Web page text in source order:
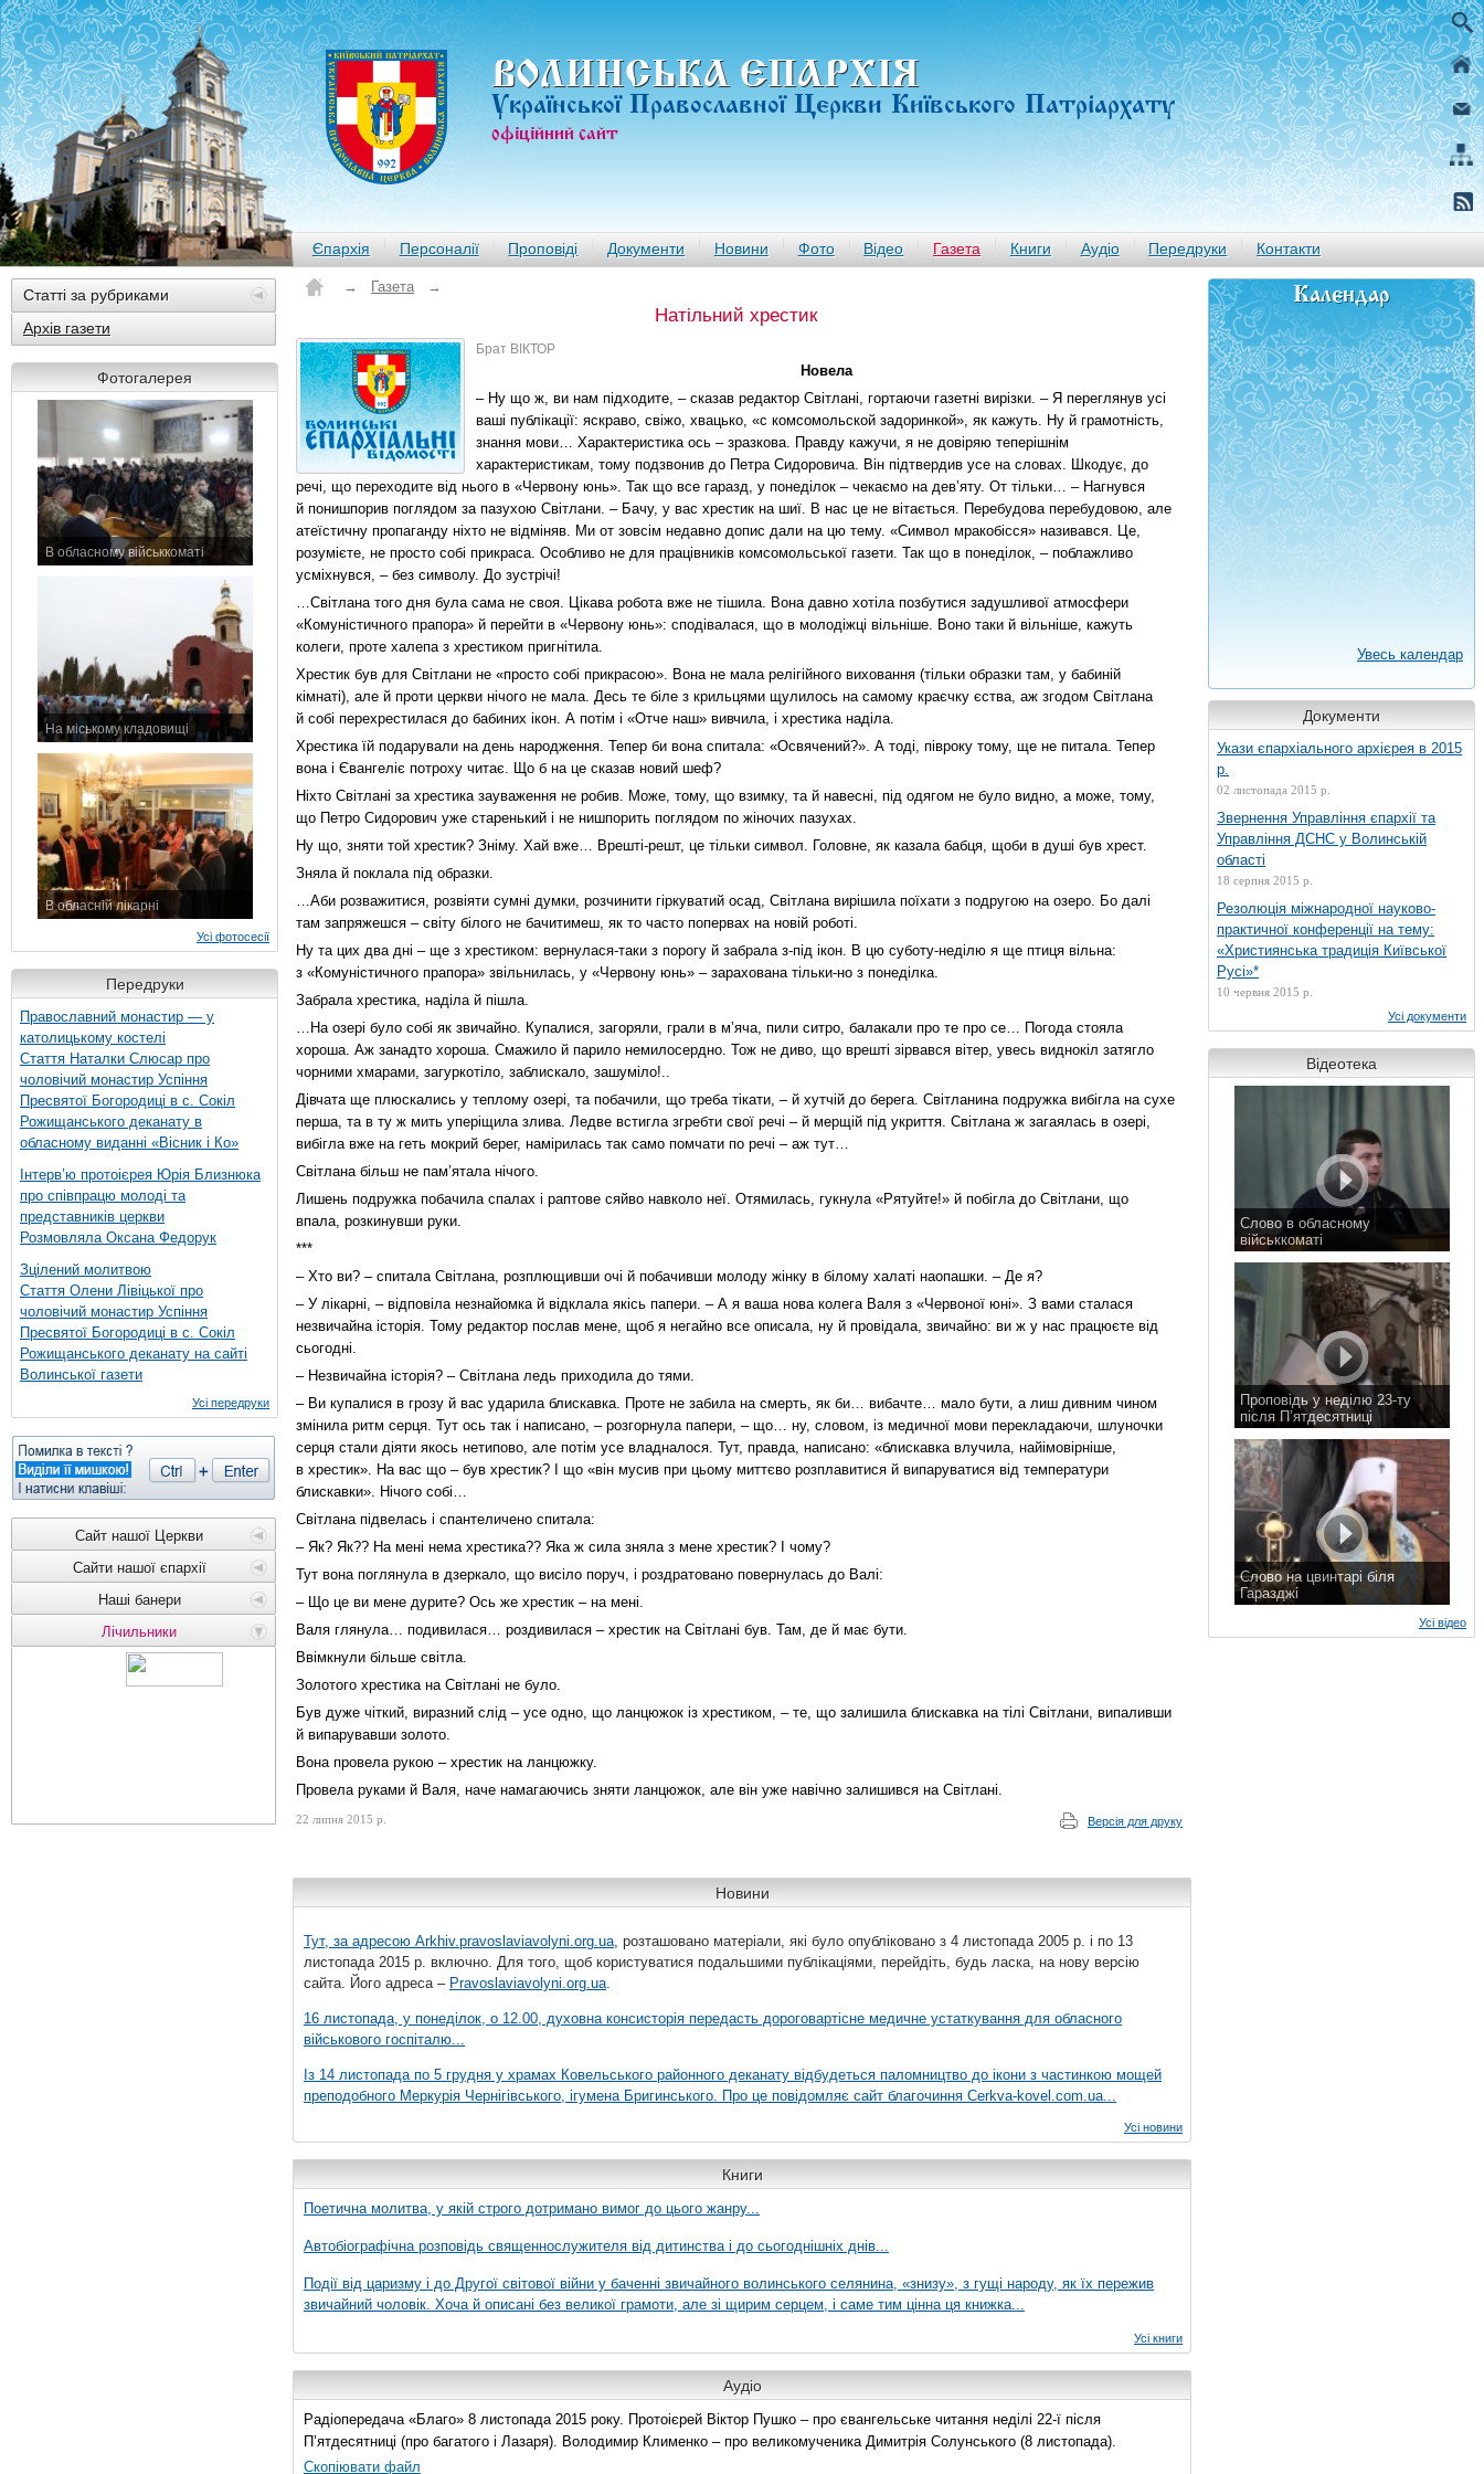
ВОЛИНСЬКА ЄПАРХIЯ
Української Православної Церкви Київського Патріархату
офiцiйний сайт
Єпархія Персоналії Проповіді Документи Новини Фото Відео Газета Книги Аудіо Передруки Контакти
Статті за рубриками
Архів газети
Фотогалерея
В обласному військкоматі
На міському кладовищі
В обласній лікарні
Усі фотосесії
Передруки
Православний монастир — у
католицькому костелі
Стаття Наталки Слюсар про
чоловічий монастир Успіння
Пресвятої Богородиці в с. Сокіл
Рожищанського деканату в
обласному виданні «Вісник і Ко»
Інтерв’ю протоієрея Юрія Близнюка
про співпрацю молоді та
представників церкви
Розмовляла Оксана Федорук
Зцілений молитвою
Стаття Олени Лівіцької про
чоловічий монастир Успіння
Пресвятої Богородиці в с. Сокіл
Рожищанського деканату на сайті
Волинської газети
Усі передруки
Сайт нашої Церкви
Сайти нашої єпархії
Наші банери
Лічильники
→ Газета →
Натільний хрестик
Брат ВІКТОР
Новела
– Ну що ж, ви нам підходите, – сказав редактор Світлані, гортаючи газетні вирізки. – Я переглянув усі
ваші публікації: яскраво, свіжо, хвацько, «с комсомольской задоринкой», як кажуть. Ну й грамотність,
знання мови… Характеристика ось – зразкова. Правду кажучи, я не довіряю теперішнім
характеристикам, тому подзвонив до Петра Сидоровича. Він підтвердив усе на словах. Шкодує, до
речі, що переходите від нього в «Червону юнь». Так що все гаразд, у понеділок – чекаємо на дев’яту. От тільки… – Нагнувся
й понишпорив поглядом за пазухою Світлани. – Бачу, у вас хрестик на шиї. В нас це не вітається. Перебудова перебудовою, але
атеїстичну пропаганду ніхто не відміняв. Ми от зовсім недавно допис дали на цю тему. «Символ мракобісся» називався. Це,
розумієте, не просто собі прикраса. Особливо не для працівників комсомольської газети. Так що в понеділок, – поблажливо
усміхнувся, – без символу. До зустрічі!
…Світлана того дня була сама не своя. Цікава робота вже не тішила. Вона давно хотіла позбутися задушливої атмосфери
«Комуністичного прапора» й перейти в «Червону юнь»: сподівалася, що в молодіжці вільніше. Воно таки й вільніше, кажуть
колеги, проте халепа з хрестиком пригнітила.
Хрестик був для Світлани не «просто собі прикрасою». Вона не мала релігійного виховання (тільки образки там, у бабиній
кімнаті), але й проти церкви нічого не мала. Десь те біле з крильцями щулилось на самому краєчку єства, аж згодом Світлана
й собі перехрестилася до бабиних ікон. А потім і «Отче наш» вивчила, і хрестика наділа.
Хрестика їй подарували на день народження. Тепер би вона спитала: «Освячений?». А тоді, півроку тому, ще не питала. Тепер
вона і Євангеліє потроху читає. Що б на це сказав новий шеф?
Ніхто Світлані за хрестика зауваження не робив. Може, тому, що взимку, та й навесні, під одягом не було видно, а може, тому,
що Петро Сидорович уже старенький і не нишпорить поглядом по жіночих пазухах.
Ну що, зняти той хрестик? Зніму. Хай вже… Врешті-решт, це тільки символ. Головне, як казала бабця, щоби в душі був хрест.
Зняла й поклала під образки.
…Аби розважитися, розвіяти сумні думки, розчинити гіркуватий осад, Світлана вирішила поїхати з подругою на озеро. Бо далі
там запряжешся – світу білого не бачитимеш, як то часто попервах на новій роботі.
Ну та цих два дні – ще з хрестиком: вернулася-таки з порогу й забрала з-під ікон. В цю суботу-неділю я ще птиця вільна:
з «Комуністичного прапора» звільнилась, у «Червону юнь» – зарахована тільки-но з понеділка.
Забрала хрестика, наділа й пішла.
…На озері було собі як звичайно. Купалися, загоряли, грали в м’яча, пили ситро, балакали про те про се… Погода стояла
хороша. Аж занадто хороша. Смажило й парило немилосердно. Тож не диво, що врешті зірвався вітер, увесь виднокіл затягло
чорними хмарами, загуркотіло, заблискало, зашуміло!..
Дівчата ще плюскались у теплому озері, та побачили, що треба тікати, – й хутчій до берега. Світланина подружка вибігла на сухе
перша, та в ту ж мить уперіщила злива. Ледве встигла згребти свої речі – й мерщій під укриття. Світлана ж загаялась в озері,
вибігла вже на геть мокрий берег, намірилась так само помчати по речі – аж тут…
Світлана більш не пам’ятала нічого.
Лишень подружка побачила спалах і раптове сяйво навколо неї. Отямилась, гукнула «Рятуйте!» й побігла до Світлани, що
впала, розкинувши руки.
***
– Хто ви? – спитала Світлана, розплющивши очі й побачивши молоду жінку в білому халаті наопашки. – Де я?
– У лікарні, – відповіла незнайомка й відклала якісь папери. – А я ваша нова колега Валя з «Червоної юні». З вами сталася
незвичайна історія. Тому редактор послав мене, щоб я негайно все описала, ну й провідала, звичайно: ви ж у нас працюєте від
сьогодні.
– Незвичайна історія? – Світлана ледь приходила до тями.
– Ви купалися в грозу й вас ударила блискавка. Проте не забила на смерть, як би… вибачте… мало бути, а лиш дивним чином
змінила ритм серця. Тут ось так і написано, – розгорнула папери, – що… ну, словом, із медичної мови перекладаючи, шлуночки
серця стали діяти якось нетипово, але потім усе владналося. Тут, правда, написано: «блискавка влучила, найімовірніше,
в хрестик». На вас що – був хрестик? І що «він мусив при цьому миттєво розплавитися й випаруватися від температури
блискавки». Нічого собі…
Світлана підвелась і спантеличено спитала:
– Як? Як?? На мені нема хрестика?? Яка ж сила зняла з мене хрестик? І чому?
Тут вона поглянула в дзеркало, що висіло поруч, і роздратовано повернулась до Валі:
– Що це ви мене дурите? Ось же хрестик – на мені.
Валя глянула… подивилася… роздивилася – хрестик на Світлані був. Там, де й має бути.
Ввімкнули більше світла.
Золотого хрестика на Світлані не було.
Був дуже чіткий, виразний слід – усе одно, що ланцюжок із хрестиком, – те, що залишила блискавка на тілі Світлани, випаливши
й випарувавши золото.
Вона провела рукою – хрестик на ланцюжку.
Провела руками й Валя, наче намагаючись зняти ланцюжок, але він уже навічно залишився на Світлані.
22 липня 2015 р. Версія для друку
Новини
Тут, за адресою Arkhiv.pravoslaviavolyni.org.ua, розташовано матеріали, які було опубліковано з 4 листопада 2005 р. і по 13
листопада 2015 р. включно. Для того, щоб користуватися подальшими публікаціями, перейдіть, будь ласка, на нову версію
сайта. Його адреса – Pravoslaviavolyni.org.ua.
16 листопада, у понеділок, о 12.00, духовна консисторія передасть дороговартісне медичне устаткування для обласного
військового госпіталю...
Із 14 листопада по 5 грудня у храмах Ковельського районного деканату відбудеться паломництво до ікони з частинкою мощей
преподобного Меркурія Чернігівського, ігумена Бригинського. Про це повідомляє сайт благочиння Сerkva-kovel.com.ua...
Усі новини
Книги
Поетична молитва, у якій строго дотримано вимог до цього жанру...
Автобіографічна розповідь священнослужителя від дитинства і до сьогоднішніх днів...
Події від царизму і до Другої світової війни у баченні звичайного волинського селянина, «знизу», з гущі народу, як їх пережив
звичайний чоловік. Хоча й описані без великої грамоти, але зі щирим серцем, і саме тим цінна ця книжка...
Усі книги
Аудіо
Радіопередача «Благо» 8 листопада 2015 року. Протоієрей Віктор Пушко – про євангельське читання неділі 22-ї після
П’ятдесятниці (про багатого і Лазаря). Володимир Клименко – про великомученика Димитрія Солунського (8 листопада).
Скопіювати файл
Календар
Увесь календар
Документи
Укази єпархіального архієрея в 2015
р.
02 листопада 2015 р.
Звернення Управління єпархії та
Управління ДСНС у Волинській
області
18 серпня 2015 р.
Резолюція міжнародної науково-
практичної конференції на тему:
«Християнська традиція Київської
Русі»*
10 червня 2015 р.
Усі документи
Відеотека
Слово в обласному
військкоматі
Проповідь у неділю 23-ту
після П’ятдесятниці
Слово на цвинтарі біля
Гаразджі
Усі відео